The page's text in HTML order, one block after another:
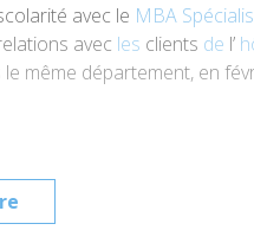
avec le MBA
avec les clients de l’
même département, en